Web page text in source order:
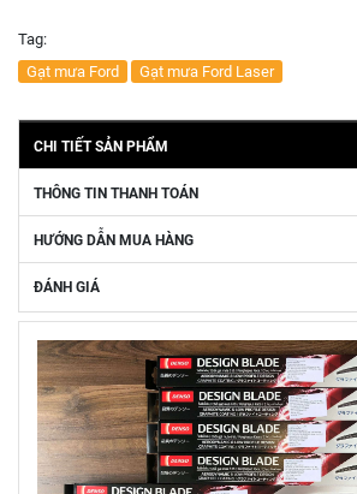
Tag:
Gạt mưa Ford
Gạt mưa Ford Laser
CHI TIẾT SẢN PHẨM
THÔNG TIN THANH TOÁN
HƯỚNG DẪN MUA HÀNG
ĐÁNH GIÁ